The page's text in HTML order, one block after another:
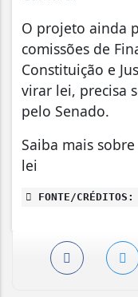
O projeto ainda
comissões de
Constituição e
virar lei, precisa
pelo Senado.
Saiba mais
lei
FONTE/CRÉDITOS: